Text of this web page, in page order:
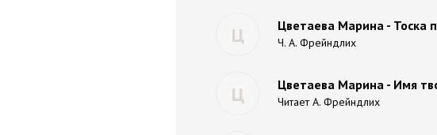
Ц Цветаева Марина - Тоска
Ч. А. Фрейндлих
Ц Цветаева Марина - Имя
Читает А. Фрейндлих